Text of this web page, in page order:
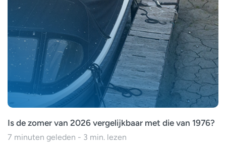
Is de zomer van 2026 vergelijkbaar met die van 1976?
7 minuten geleden - 3 min. lezen